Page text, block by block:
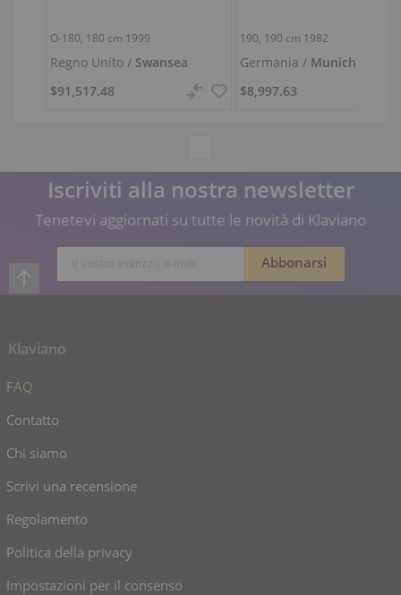
O-180, 180 cm 1999
Regno Unito / Swansea
$91,517.48
190, 190 cm 1982
Germania / Munich
$8,997.63
Iscriviti alla nostra newsletter
Tenetevi aggiornati su tutte le novità di Klaviano
Klaviano
FAQ
Contatto
Chi siamo
Scrivi una recensione
Regolamento
Politica della privacy
Impostazioni per il consenso